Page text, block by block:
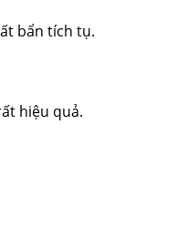
bẩn tích tụ.
hiệu quả.